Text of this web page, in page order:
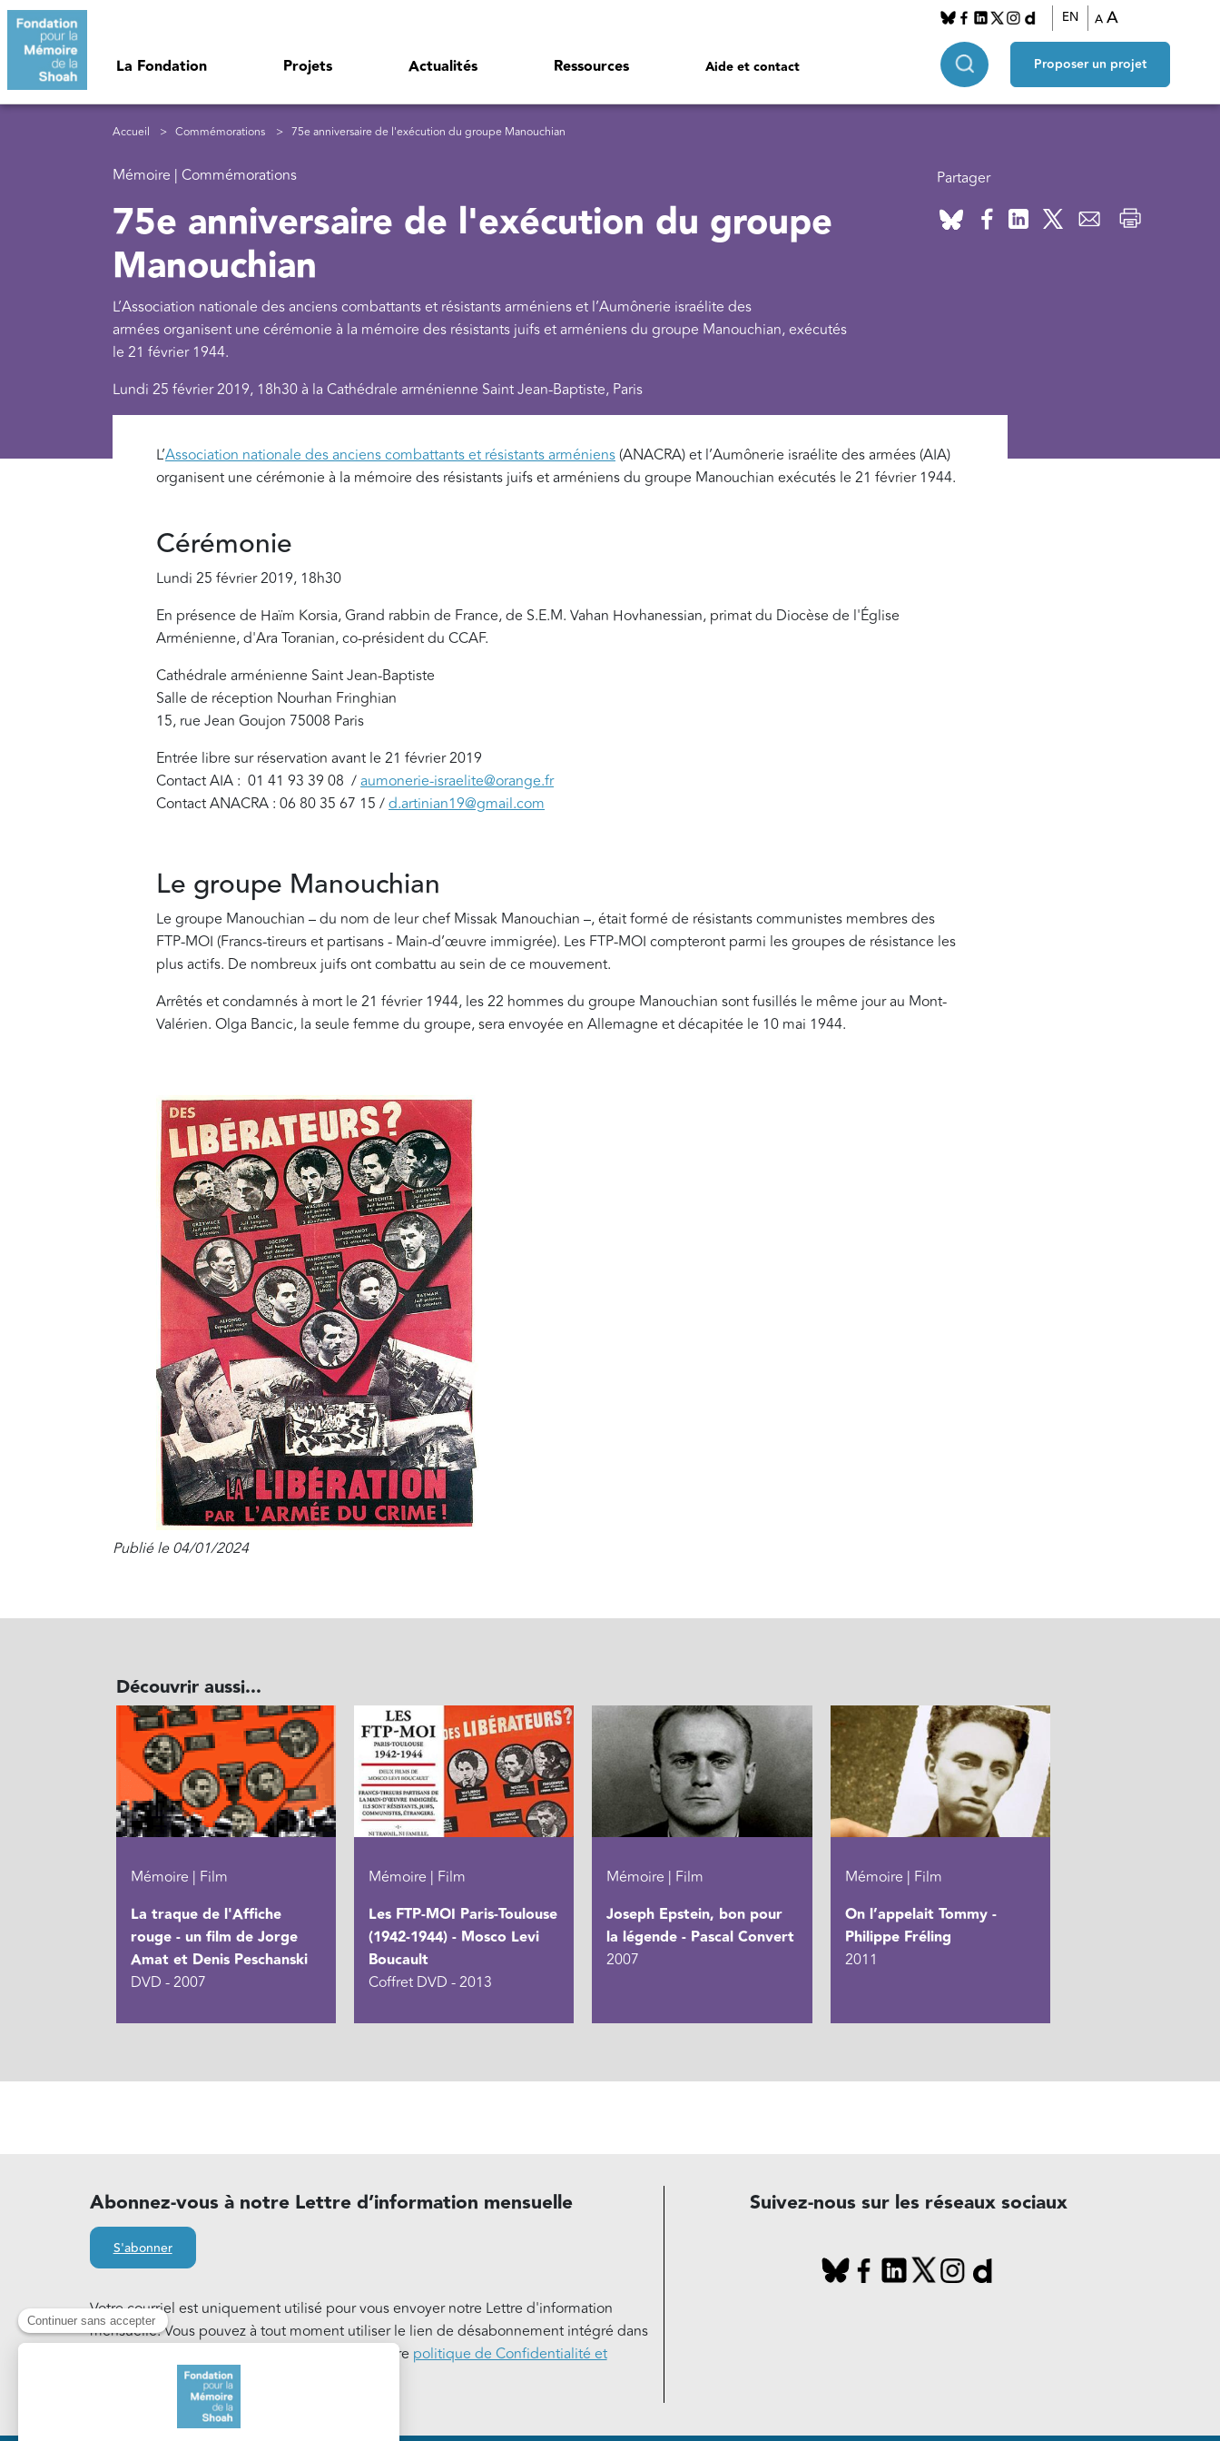
Aller au contenu principal
La Fondation Projets Actualités Ressources Aide et contact
EN A A
Proposer un projet
Fil d'Ariane
Accueil Commémorations 75e anniversaire de l'exécution du groupe Manouchian
Mémoire | Commémorations
75e anniversaire de l'exécution du groupe
Manouchian
L’Association nationale des anciens combattants et résistants arméniens et l’Aumônerie israélite des
armées organisent une cérémonie à la mémoire des résistants juifs et arméniens du groupe Manouchian, exécutés
le 21 février 1944.
Lundi 25 février 2019, 18h30 à la Cathédrale arménienne Saint Jean-Baptiste, Paris
Partager
L’Association nationale des anciens combattants et résistants arméniens(ANACRA) et l’Aumônerie israélite des armées (AIA)
organisent une cérémonie à la mémoire des résistants juifs et arméniens du groupe Manouchian exécutés le 21 février 1944.
Cérémonie
Lundi 25 février 2019, 18h30
En présence de Haïm Korsia, Grand rabbin de France, de S.E.M. Vahan Hovhanessian, primat du Diocèse de l'Église
Arménienne, d'Ara Toranian, co-président du CCAF.
Cathédrale arménienne Saint Jean-Baptiste
Salle de réception Nourhan Fringhian
15, rue Jean Goujon 75008 Paris
Entrée libre sur réservation avant le 21 février 2019
Contact AIA : 01 41 93 39 08 /aumonerie-israelite@orange.fr
Contact ANACRA : 06 80 35 67 15 /d.artinian19@gmail.com
Le groupe Manouchian
Le groupe Manouchian – du nom de leur chef Missak Manouchian –, était formé de résistants communistes membres des
FTP-MOI (Francs-tireurs et partisans - Main-d’œuvre immigrée). Les FTP-MOI compteront parmi les groupes de résistance les
plus actifs. De nombreux juifs ont combattu au sein de ce mouvement.
Arrêtés et condamnés à mort le 21 février 1944, les 22 hommes du groupe Manouchian sont fusillés le même jour au Mont-
Valérien. Olga Bancic, la seule femme du groupe, sera envoyée en Allemagne et décapitée le 10 mai 1944.
Publié le 04/01/2024
Découvrir aussi...
Mémoire | Film
La traque de l'Affiche
rouge - un film de Jorge
Amat et Denis Peschanski
DVD - 2007
Mémoire | Film
Les FTP-MOI Paris-Toulouse
(1942-1944) - Mosco Levi
Boucault
Coffret DVD - 2013
Mémoire | Film
Joseph Epstein, bon pour
la légende - Pascal Convert
2007
Mémoire | Film
On l’appelait Tommy -
Philippe Fréling
2011
Abonnez-vous à notre Lettre d’information mensuelle
S'abonner
Votre courriel est uniquement utilisé pour vous envoyer notre Lettre d'information
mensuelle. Vous pouvez à tout moment utiliser le lien de désabonnement intégré dans
notre Lettre d'information. En savoir plus sur notre politique de Confidentialité et
Suivez-nous sur les réseaux sociaux